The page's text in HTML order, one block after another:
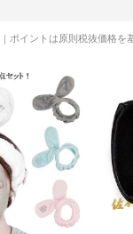
｜ポイントは原則税抜価格